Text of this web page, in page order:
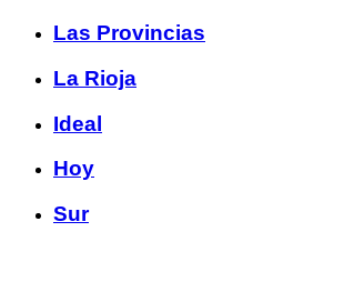
Las Provincias
La Rioja
Ideal
Hoy
Sur